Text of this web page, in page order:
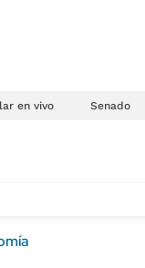
en vivo Senado